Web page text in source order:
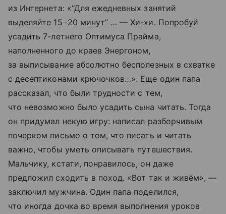
из Интернета: «“Для ежедневных занятий
выделяйте 15−20 минут” … — Хи-хи. Попробуй
усадить 7-летнего Оптимуса Прайма,
наполненного до краев Энергоном,
за выписывание абсолютно бесполезных в схватке
с десептиконами крючочков…». Еще один папа
рассказал, что были трудности с тем,
что невозможно было усадить сына читать. Тогда
он придумал некую игру: написал разборчивым
почерком письмо о том, что писать и читать
важно, чтобы уметь описывать путешествия.
Мальчику, кстати, понравилось, он даже
предложил сходить в поход. «Вот так и живём», —
заключил мужчина. Один папа поделился,
что иногда дочка во время выполнения уроков